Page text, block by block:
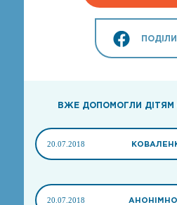
ВЖЕ ДОПОМОГЛИ ДІТЯМ
20.07.2018
20.07.2018 АНОНІМНО